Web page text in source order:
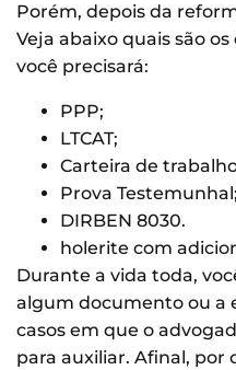
Porém, depois da
Veja abaixo quais são
você precisará:
PPP;
LTCAT;
Carteira de
Prova Testemunhal;
DIRBEN 8030.
holerite com
Durante a vida toda,
algum documento ou a
casos em que o
para auxiliar. Afinal, por